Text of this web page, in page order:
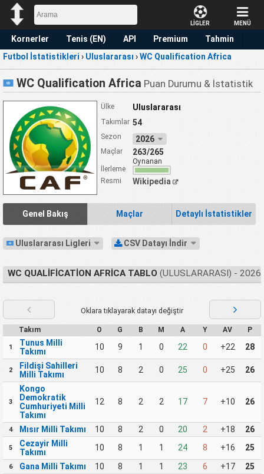
LİGLER MENÜ
Kornerler Tenis (EN) API Premium
Tahmin
Futbol İstatistikleri › Uluslararası ›WC Qualification Africa
WC Qualification Africa Puan Durumu & İstatistik
Ülke Uluslararası
Takımlar 54
Sezon 2026
Maçlar 263/265
Oynanan
İlerleme
Resmi
Wikipedia
Genel Bakış Maçlar Detaylı İstatistikler
Uluslararası Ligleri CSV Datayı İndir
WC QUALIFICATION AFRICA TABLO(ULUSLARARASI) - 2026
Oklara tıklayarak datayı değiştir
Takım O G B M A Y AV P
1
Tunus Milli
Takımı
10 9 1 0 22 0 +22 28
2
Fildişi Sahilleri
Milli Takımı
10 8 2 0 25 0 +25 26
3
Kongo
Demokratik
Cumhuriyeti Milli
Takımı
12 8 2 2 17 7 +10 26
4 Mısır Milli Takımı 10 8 2 0 20 2 +18 26
5
Cezayir Milli
Takımı
10 8 1 1 24 8 +16 25
6 Gana Milli Takımı 10 8 1 1 23 6 +17 25